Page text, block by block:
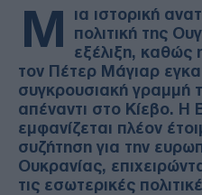
Μ
ια ιστορική
πολιτική της
εξέλιξη, καθώς
τον Πέτερ Μάγιαρ
συγκρουσιακή γραμμή
απέναντι στο Κίεβο. Η
εμφανίζεται πλέον
συζήτηση για την
Ουκρανίας,
τις εσωτερικές